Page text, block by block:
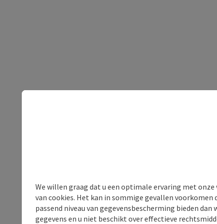
We willen graag dat u een optimale ervaring met
van cookies. Het kan in sommige gevallen voorkomen
passend niveau van gegevensbescherming bieden
gegevens en u niet beschikt over effectieve